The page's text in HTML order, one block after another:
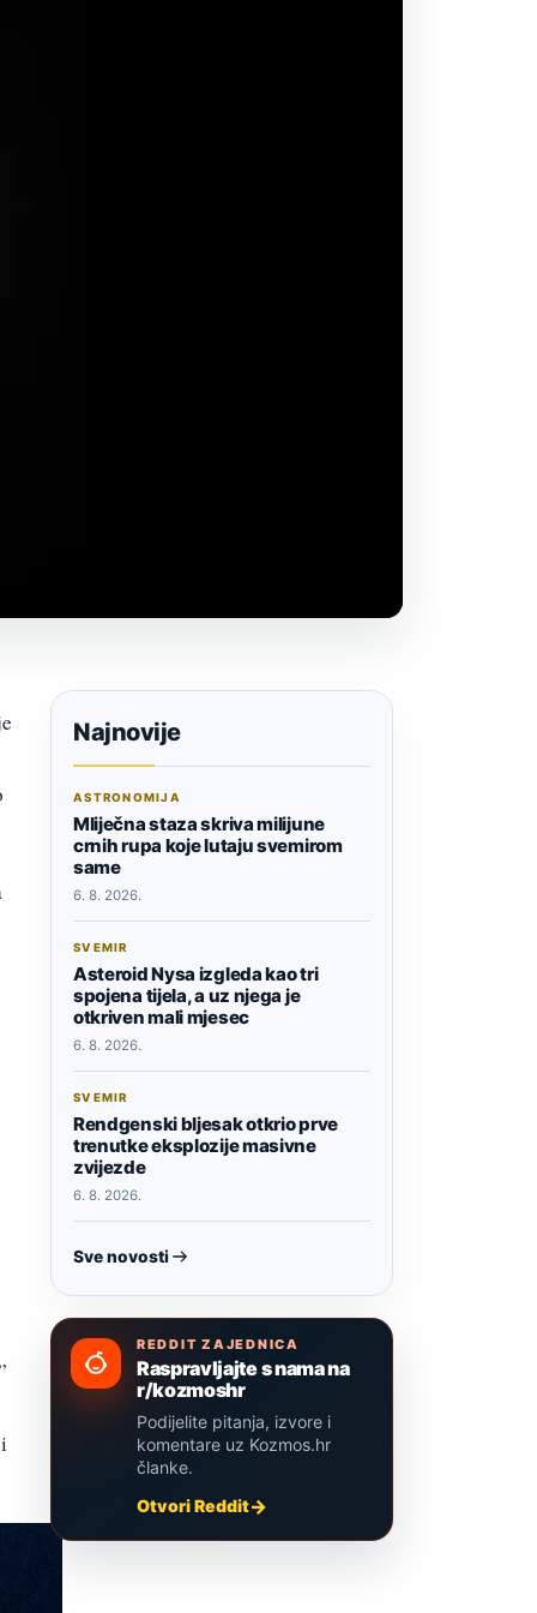
Najnovije
ASTRONOMIJA
Mliječna staza skriva milijune
crnih rupa koje lutaju svemirom
same
6. 8. 2026.
SVEMIR
Asteroid Nysa izgleda kao tri
spojena tijela, a uz njega je
otkriven mali mjesec
6. 8. 2026.
SVEMIR
Rendgenski bljesak otkrio prve
trenutke eksplozije masivne
zvijezde
6. 8. 2026.
Sve novosti
REDDIT ZAJEDNICA
Raspravljajte s nama na
r/kozmoshr
Podijelite pitanja, izvore i
komentare uz Kozmos.hr
članke.
Otvori Reddit